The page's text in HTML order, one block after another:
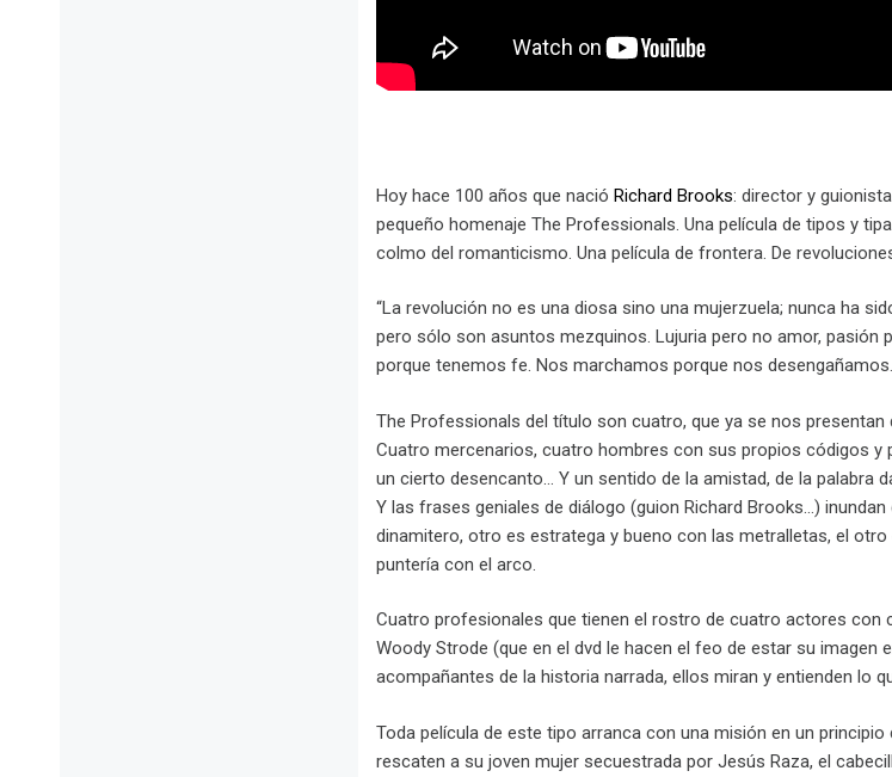
Hoy hace 100 años que nació Richard Brooks: director y
pequeño homenaje The Professionals. Una película de tipos y
colmo del romanticismo. Una película de frontera. De
“La revolución no es una diosa sino una mujerzuela; nunca ha
pero sólo son asuntos mezquinos. Lujuria pero no amor, pasión
porque tenemos fe. Nos marchamos porque nos
The Professionals del título son cuatro, que ya se nos
Cuatro mercenarios, cuatro hombres con sus propios códigos y
un cierto desencanto… Y un sentido de la amistad, de la palabra
Y las frases geniales de diálogo (guion Richard Brooks…)
dinamitero, otro es estratega y bueno con las metralletas, el
puntería con el arco.
Cuatro profesionales que tienen el rostro de cuatro actores con
Woody Strode (que en el dvd le hacen el feo de estar su
acompañantes de la historia narrada, ellos miran y entienden lo
Toda película de este tipo arranca con una misión en un
rescaten a su joven mujer secuestrada por Jesús Raza, el